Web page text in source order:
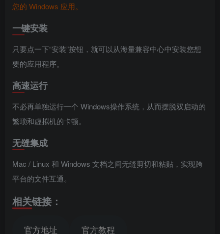
您的 Windows 应用。
一键安装
只要点一下“安装”按钮，就可以从海量兼容中心中安装您想
要的应用程序。
高速运行
不必再单独运行一个 Windows操作系统，从而摆脱双启动的
繁琐和虚拟机的卡顿。
无缝集成
Mac / Linux 和 Windows 文档之间无缝剪切和粘贴，实现跨
平台的文件互通。
相关链接：
官方地址 官方教程